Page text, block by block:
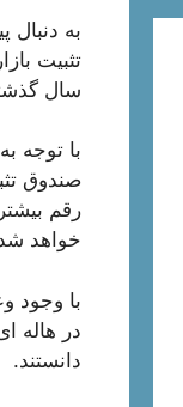
به
تثبیت
سال گذشته نزد
با توجه
صندوق
رقم
خواهد
با وجود
در هاله
دانستند.